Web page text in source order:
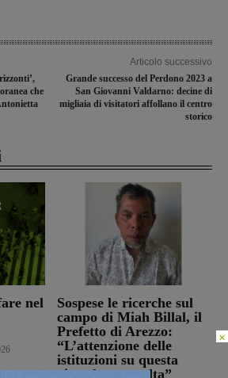
che
Articolo successivo
Grande successo del Perdono 2023 a
San Giovanni Valdarno: decine di
migliaia di visitatori affollano il centro
storico
nel
Sospese le ricerche sul
campo di Miah Billal, il
Prefetto di Arezzo:
“L’attenzione delle
istituzioni su questa
vicenda resta alta”
×